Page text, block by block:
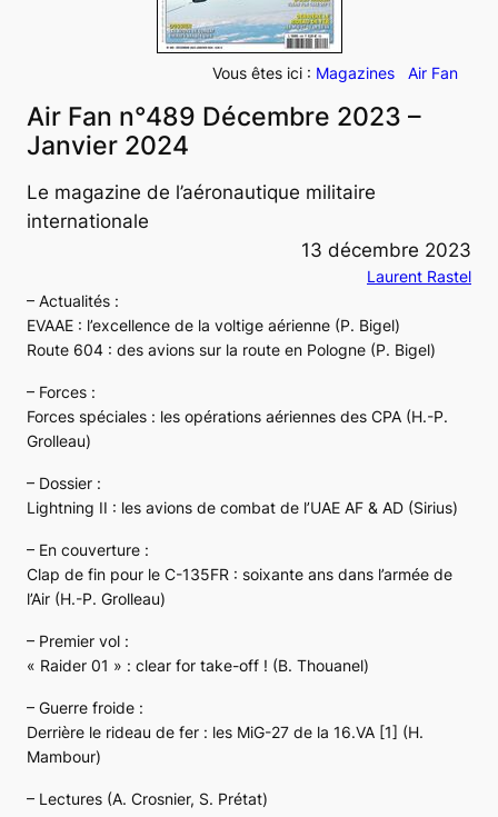
Vous êtes ici : Magazines Air Fan
Air Fan n°489 Décembre 2023 –
Janvier 2024
Le magazine de l’aéronautique militaire
internationale
13 décembre 2023
Laurent Rastel
– Actualités :
EVAAE : l’excellence de la voltige aérienne (P. Bigel)
Route 604 : des avions sur la route en Pologne (P. Bigel)
– Forces :
Forces spéciales : les opérations aériennes des CPA (H.-P.
Grolleau)
– Dossier :
Lightning II : les avions de combat de l’UAE AF & AD (Sirius)
– En couverture :
Clap de fin pour le C-135FR : soixante ans dans l’armée de
l’Air (H.-P. Grolleau)
– Premier vol :
« Raider 01 » : clear for take-off ! (B. Thouanel)
– Guerre froide :
Derrière le rideau de fer : les MiG-27 de la 16.VA [1] (H.
Mambour)
– Lectures (A. Crosnier, S. Prétat)